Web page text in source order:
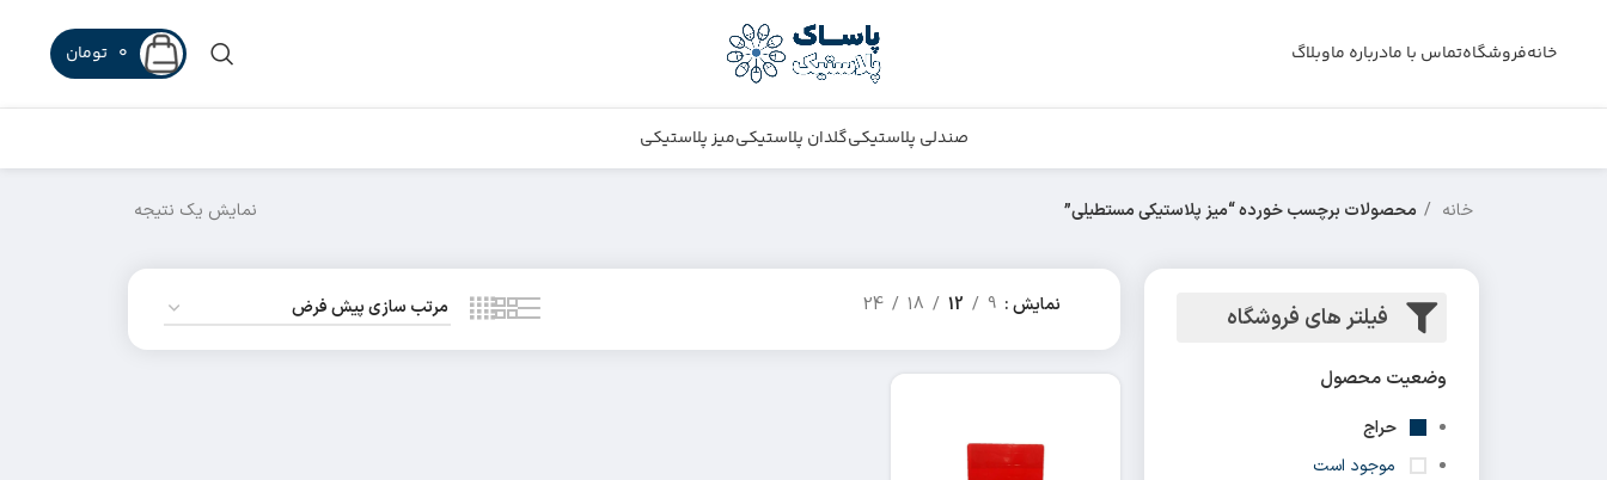
خانهفروشگاهتماس با مادرباره ماوبلاگ 0 تومان
صندلی پلاستیکیگلدان پلاستیکیمیز پلاستیکی
خانه محصولات برچسب خورده “میز پلاستیکی مستطیلی” نمایش یک نتیجه
فیلتر های فروشگاه
وضعیت محصول
حراج
موجود است
نمایش 9
12
18
24